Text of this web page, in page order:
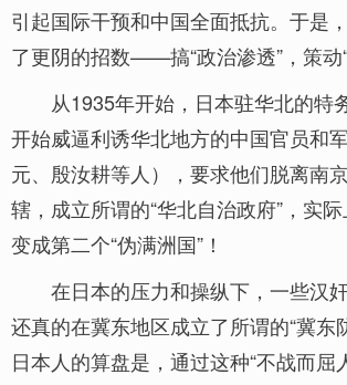
引起国际干预和中国全面抵抗。于是
了更阴的招数——搞“政治渗透”，策动“
从1935年开始，日本驻华北的特
开始威逼利诱华北地方的中国官员和
元、殷汝耕等人），要求他们脱离南
辖，成立所谓的“华北自治政府”，实
变成第二个“伪满洲国”！
在日本的压力和操纵下，一些汉
还真的在冀东地区成立了所谓的“冀东
日本人的算盘是，通过这种“不战而屈